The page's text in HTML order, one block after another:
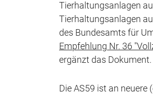
Tierhaltungsanlagen
Tierhaltungsanlagen
des Bundesamts für
Empfehlung Nr. 36
ergänzt das Dokument.
Die AS59 ist an